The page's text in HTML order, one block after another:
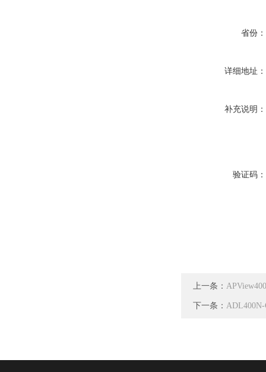
省份：
详细地址：
补充说明：
验证码：
上一条：
下一条：